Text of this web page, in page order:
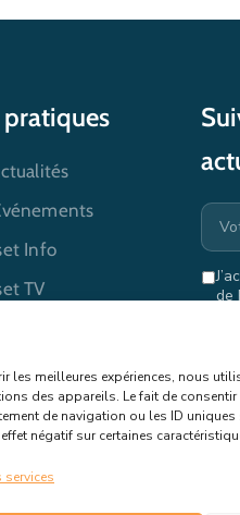
les meilleures expériences, nous
des appareils. Le fait de
de navigation ou les ID
négatif sur certaines
services
pratiques
Info
TV
de